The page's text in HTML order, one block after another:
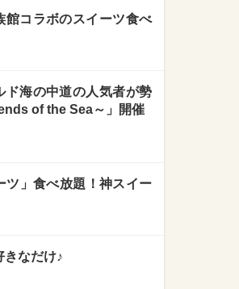
館コラボのスイーツ食べ
ド海の中道の人気者が勢
of the Sea～」開催
ツ」食べ放題！神スイー
きなだけ♪